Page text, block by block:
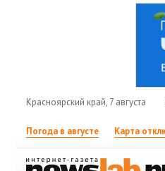
Красноярский край, 7 августа
Погода в августе Карта